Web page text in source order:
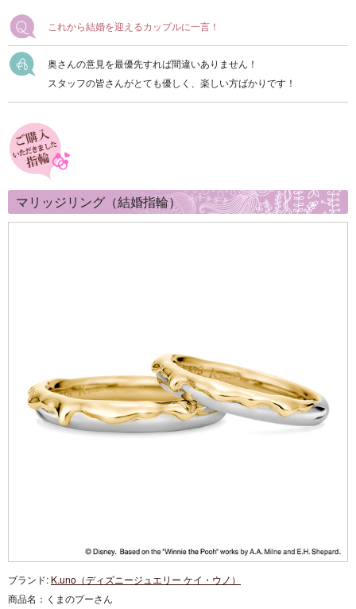
これから結婚を迎えるカップルに一言！
奥さんの意見を最優先すれば間違いありません！
スタッフの皆さんがとても優しく、楽しい方ばかりです！
マリッジリング（結婚指輪）
ブランド: K.uno（ディズニージュエリー ケイ・ウノ）
商品名： くまのプーさん